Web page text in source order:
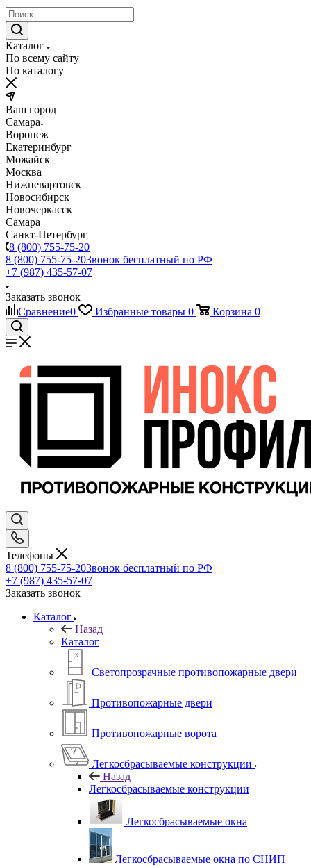
Каталог
По всему сайту
По каталогу
Ваш город
Самара
Воронеж
Екатеринбург
Можайск
Москва
Нижневартовск
Новосибирск
Новочеркасск
Самара
Санкт-Петербург
8 (800) 755-75-20
8 (800) 755-75-20Звонок бесплатный по РФ
+7 (987) 435-57-07
Заказать звонок
Сравнение0 Избранные товары 0 Корзина 0
Телефоны
8 (800) 755-75-20Звонок бесплатный по РФ
+7 (987) 435-57-07
Заказать звонок
Каталог
Назад
Каталог
Светопрозрачные противопожарные двери
Противопожарные двери
Противопожарные ворота
Легкосбрасываемые конструкции
Назад
Легкосбрасываемые конструкции
Легкосбрасываемые окна
Легкосбрасываемые окна по СНИП